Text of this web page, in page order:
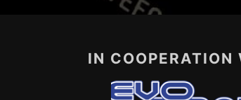
IN COOPERATION